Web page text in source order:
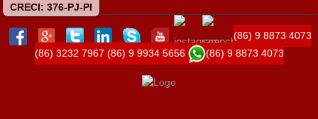
CRECI: 376-PJ-PI
(86) 9 8873 4073
(86) 3232 7967 (86) 9 9934 5656 (86) 9 8873 4073